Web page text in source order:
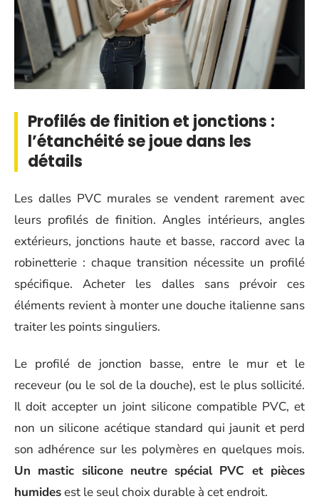
Profilés de finition et jonctions :
l’étanchéité se joue dans les
détails
Les dalles PVC murales se vendent rarement avec
leurs profilés de finition. Angles intérieurs, angles
extérieurs, jonctions haute et basse, raccord avec la
robinetterie : chaque transition nécessite un profilé
spécifique. Acheter les dalles sans prévoir ces
éléments revient à monter une douche italienne sans
traiter les points singuliers.
Le profilé de jonction basse, entre le mur et le
receveur (ou le sol de la douche), est le plus sollicité.
Il doit accepter un joint silicone compatible PVC, et
non un silicone acétique standard qui jaunit et perd
son adhérence sur les polymères en quelques mois.
Un mastic silicone neutre spécial PVC et pièces
humidesest le seul choix durable à cet endroit.